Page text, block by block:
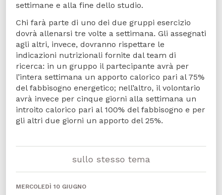
settimane e alla fine dello studio.
Chi farà parte di uno dei due gruppi esercizio
dovrà allenarsi tre volte a settimana. Gli assegnati
agli altri, invece, dovranno rispettare le
indicazioni nutrizionali fornite dal team di
ricerca: in un gruppo il partecipante avrà per
l’intera settimana un apporto calorico pari al 75%
del fabbisogno energetico; nell’altro, il volontario
avrà invece per cinque giorni alla settimana un
introito calorico pari al 100% del fabbisogno e per
gli altri due giorni un apporto del 25%.
sullo stesso tema
MERCOLEDÌ 10 GIUGNO